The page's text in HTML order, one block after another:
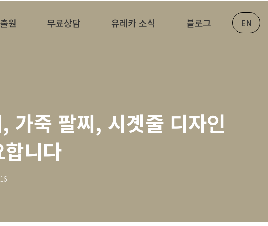
원 무료상담 유레카 소식 블로그 EN
가죽 팔찌, 시곗줄 디자인
니다